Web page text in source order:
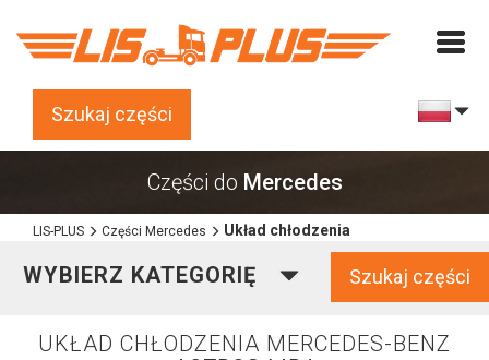
Szukaj części
Części do Mercedes
LIS-PLUS Części Mercedes Układ chłodzenia
WYBIERZ KATEGORIĘ Szukaj części
UKŁAD CHŁODZENIA MERCEDES-BENZ